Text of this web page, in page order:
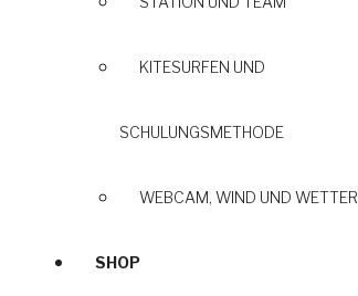
KITESURFEN UND
SCHULUNGSMETHODE
WEBCAM, WIND UND WETTER
SHOP